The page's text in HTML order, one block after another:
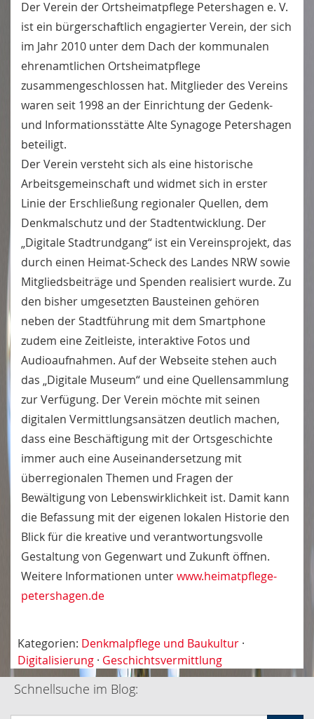
Der Verein der Ortsheimatpflege Petershagen e. V.
ist ein bürgerschaftlich engagierter Verein, der sich
im Jahr 2010 unter dem Dach der kommunalen
ehrenamtlichen Ortsheimatpflege
zusammengeschlossen hat. Mitglieder des Vereins
waren seit 1998 an der Einrichtung der Gedenk-
und Informationsstätte Alte Synagoge Petershagen
beteiligt.
Der Verein versteht sich als eine historische
Arbeitsgemeinschaft und widmet sich in erster
Linie der Erschließung regionaler Quellen, dem
Denkmalschutz und der Stadtentwicklung. Der
„Digitale Stadtrundgang“ ist ein Vereinsprojekt, das
durch einen Heimat-Scheck des Landes NRW sowie
Mitgliedsbeiträge und Spenden realisiert wurde. Zu
den bisher umgesetzten Bausteinen gehören
neben der Stadtführung mit dem Smartphone
zudem eine Zeitleiste, interaktive Fotos und
Audioaufnahmen. Auf der Webseite stehen auch
das „Digitale Museum“ und eine Quellensammlung
zur Verfügung. Der Verein möchte mit seinen
digitalen Vermittlungsansätzen deutlich machen,
dass eine Beschäftigung mit der Ortsgeschichte
immer auch eine Auseinandersetzung mit
überregionalen Themen und Fragen der
Bewältigung von Lebenswirklichkeit ist. Damit kann
die Befassung mit der eigenen lokalen Historie den
Blick für die kreative und verantwortungsvolle
Gestaltung von Gegenwart und Zukunft öffnen.
Weitere Informationen unterwww.heimatpflege-
petershagen.de
Kategorien: Denkmalpflege und Baukultur ·
Digitalisierung · Geschichtsvermittlung
Schnellsuche im Blog: